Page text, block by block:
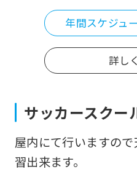
年間スケジュ
詳し
サッカースクー
屋内にて行いますの
習出来ます。